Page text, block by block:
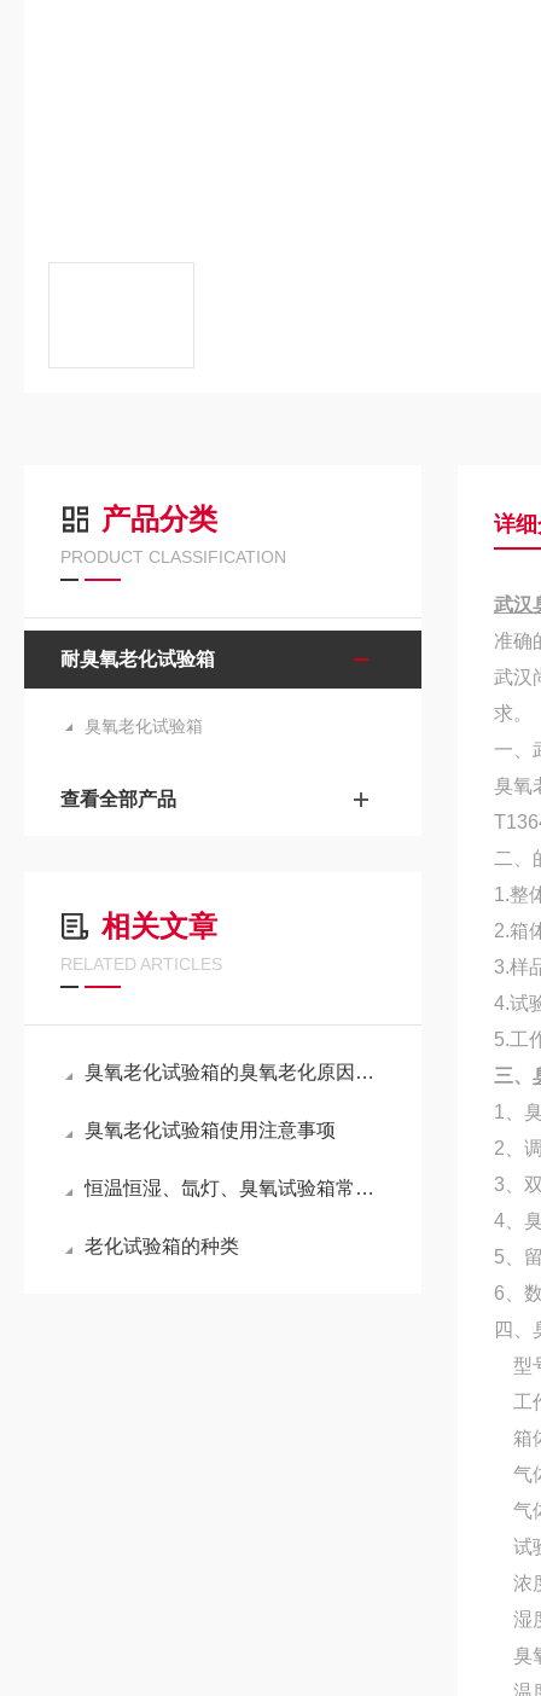
产品分类
PRODUCT CLASSIFICATION
耐臭氧老化试验箱
臭氧老化试验箱
查看全部产品
相关文章
RELATED ARTICLES
臭氧老化试验箱的臭氧老化原因有哪些？
臭氧老化试验箱使用注意事项
恒温恒湿、氙灯、臭氧试验箱常见故障简易解决方法
老化试验箱的种类
详
武汉
准确
武汉
求。
一、
臭氧
二、
1.整
2.箱
3.样
4.试
5.工
三、
1、
2、
3、
4、
5、
6、
四、
型
工
箱
气
气
试
浓
湿
臭
温